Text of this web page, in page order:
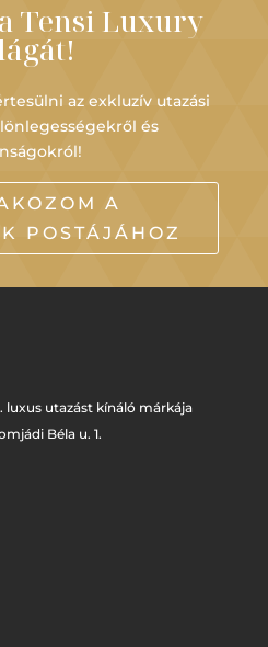
Tensi Luxury
az exkluzív utazási
és
A
POSTÁJÁHOZ
luxus utazást kínáló márkája
Béla u. 1.